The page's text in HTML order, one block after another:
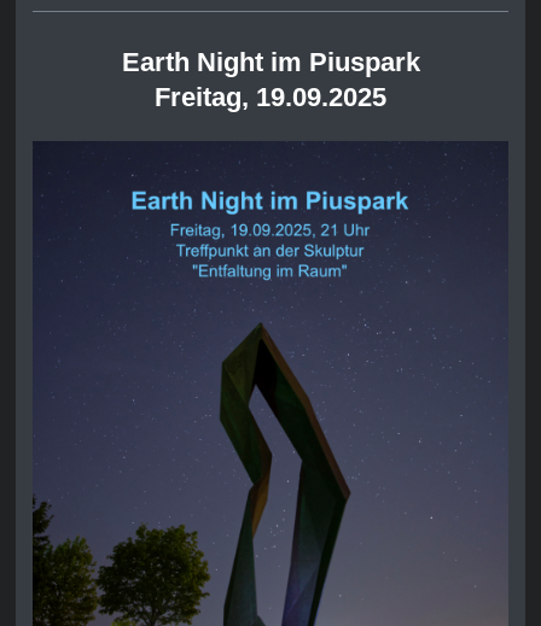
Earth Night im Piuspark
Freitag, 19.09.2025